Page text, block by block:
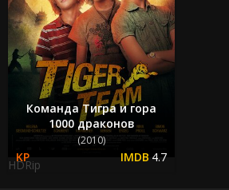
Команда Тигра и гора
1000 драконов
(2010)
4.7
HDRip